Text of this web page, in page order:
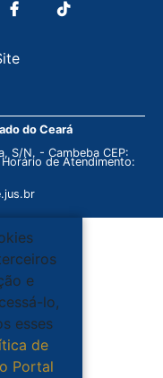
do Ceará
S/N. - Cambeba CEP:
de Atendimento:
e
lo,
esses
de
Portal